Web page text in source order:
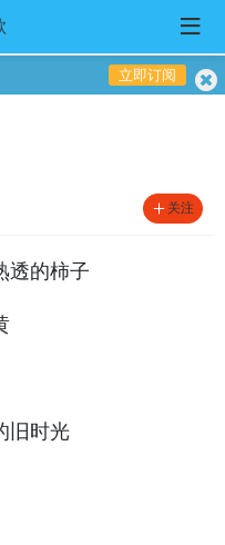
立即订阅
关注
透的柿子
旧时光